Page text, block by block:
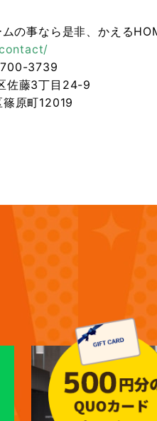
の事なら是非、かえる
3739
佐藤3丁目24-9
原町12019